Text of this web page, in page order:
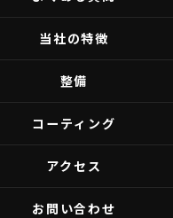
当社の特徴
整備
コーティング
アクセス
お問い合わせ